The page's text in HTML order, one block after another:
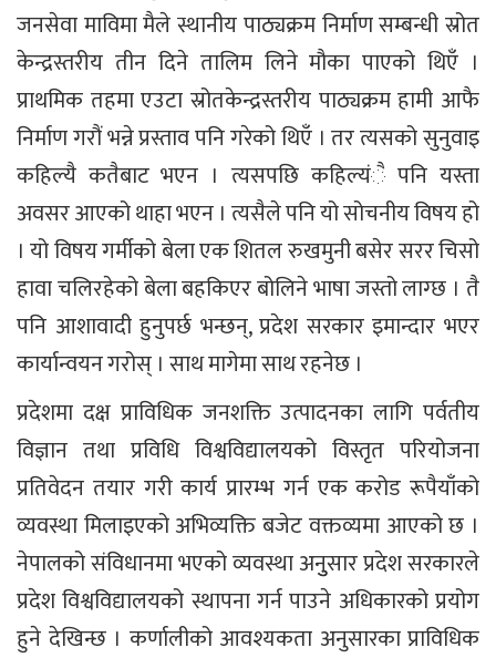
जनसेवा माविमा मैले स्थानीय पाठ्यक्रम निर्माण सम्बन्धी स्रोत
केन्द्रस्तरीय तीन दिने तालिम लिने मौका पाएको थिएँ ।
प्राथमिक तहमा एउटा स्रोतकेन्द्रस्तरीय पाठ्यक्रम हामी आफै
निर्माण गरौं भन्ने प्रस्ताव पनि गरेको थिएँ । तर त्यसको सुनुवाइ
कहिल्यै कतैबाट भएन । त्यसपछि कहिल्यंै पनि यस्ता
अवसर आएको थाहा भएन । त्यसैले पनि यो सोचनीय विषय हो
। यो विषय गर्मीको बेला एक शितल रुखमुनी बसेर सरर चिसो
हावा चलिरहेको बेला बहकिएर बोलिने भाषा जस्तो लाग्छ । तै
पनि आशावादी हुनुपर्छ भन्छन्, प्रदेश सरकार इमान्दार भएर
कार्यान्वयन गरोस् । साथ मागेमा साथ रहनेछ ।
प्रदेशमा दक्ष प्राविधिक जनशक्ति उत्पादनका लागि पर्वतीय
विज्ञान तथा प्रविधि विश्वविद्यालयको विस्तृत परियोजना
प्रतिवेदन तयार गरी कार्य प्रारम्भ गर्न एक करोड रूपैयाँको
व्यवस्था मिलाइएको अभिव्यक्ति बजेट वक्तव्यमा आएको छ ।
नेपालको संविधानमा भएको व्यवस्था अनुुसार प्रदेश सरकारले
प्रदेश विश्वविद्यालयको स्थापना गर्न पाउने अधिकारको प्रयोग
हुने देखिन्छ । कर्णालीको आवश्यकता अनुसारका प्राविधिक